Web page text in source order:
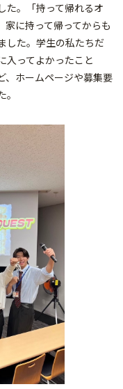
た。「持って帰れるオ
に持って帰ってからも
した。学生の私たちだ
入ってよかったこと
、ホームページや募集要